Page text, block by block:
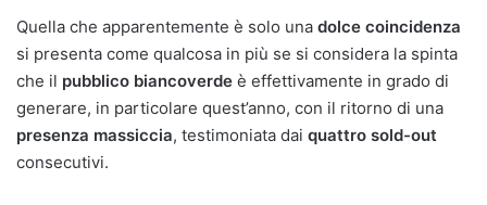
Quella che apparentemente è solo una dolce coincidenza
si presenta come qualcosa in più se si considera la spinta
che il pubblico biancoverde è effettivamente in grado di
generare, in particolare quest’anno, con il ritorno di una
presenza massiccia, testimoniata dai quattro sold-out
consecutivi.